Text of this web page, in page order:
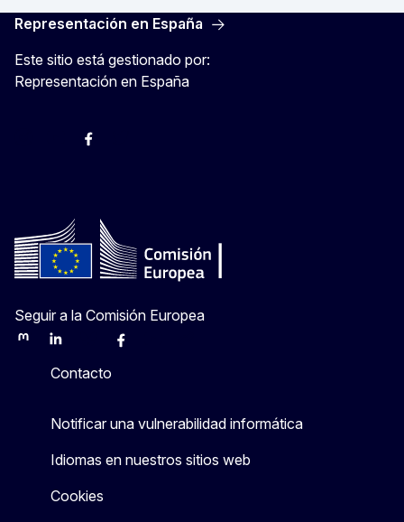
Representación en España
Este sitio está gestionado por:
Representación en España
@ComisionEuropea
Espacio Europa
Comisión Europea en España
Seguir a la Comisión Europea
MastodonLinkedInBlueskyFacebook
Contacto
Notificar una vulnerabilidad informática
Idiomas en nuestros sitios web
Cookies